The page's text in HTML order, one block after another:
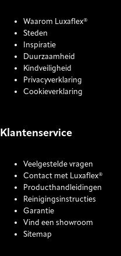
Waarom Luxaflex®
Steden
Inspiratie
Duurzaamheid
Kindveiligheid
Privacyverklaring
Cookieverklaring
Klantenservice
Veelgestelde vragen
Contact met Luxaflex®
Producthandleidingen
Reinigingsinstructies
Garantie
Vind een showroom
Sitemap